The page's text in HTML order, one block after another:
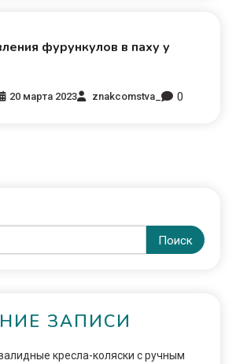
фурункулов в паху у
20 марта 2023 znakcomstva_ 0
Поиск
ЗАПИСИ
кресла-коляски с ручным